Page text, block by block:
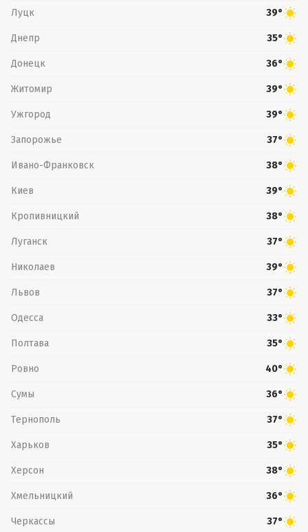
Луцк 39°
Днепр 35°
Донецк 36°
Житомир 39°
Ужгород 39°
Запорожье 37°
Ивано-Франковск 38°
Киев 39°
Кропивницкий 38°
Луганск 37°
Николаев 39°
Львов 37°
Одесса 33°
Полтава 35°
Ровно 40°
Сумы 36°
Тернополь 37°
Харьков 35°
Херсон 38°
Хмельницкий 36°
Черкассы 37°